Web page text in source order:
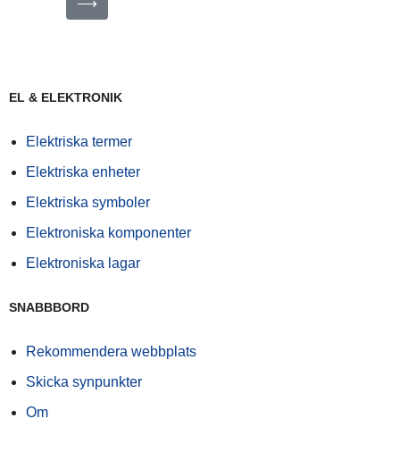
⟶
EL & ELEKTRONIK
Elektriska termer
Elektriska enheter
Elektriska symboler
Elektroniska komponenter
Elektroniska lagar
SNABBBORD
Rekommendera webbplats
Skicka synpunkter
Om